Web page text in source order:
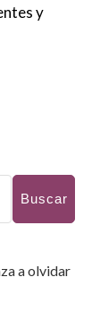
y
Buscar
a olvidar